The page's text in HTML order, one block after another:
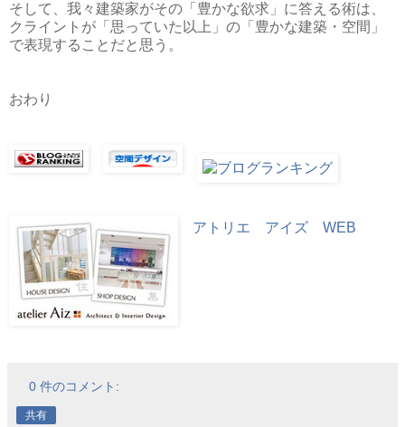
そして、我々建築家がその「豊かな欲求」に答える術は、
クライントが「思っていた以上」の「豊かな建築・空間」
で表現することだと思う。
おわり
アトリエ アイズ WEB
0 件のコメント:
共有